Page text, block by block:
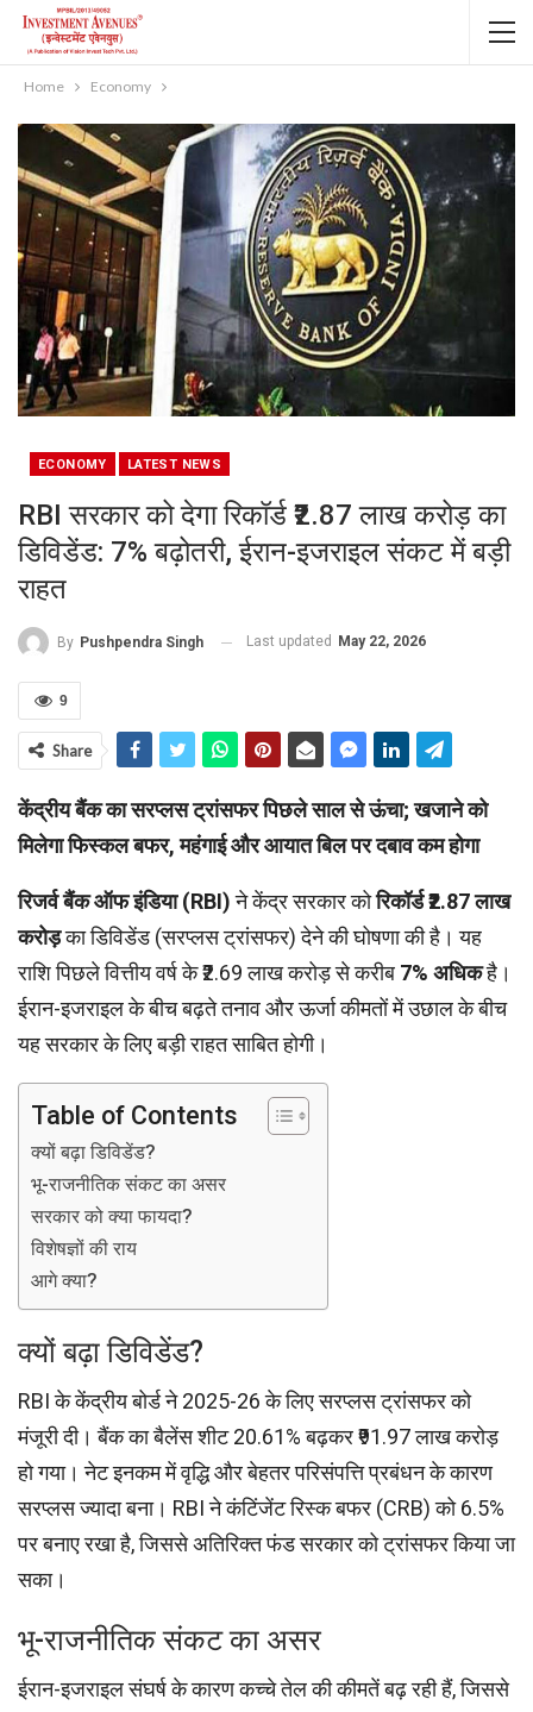
Home Economy
ECONOMY LATEST NEWS
RBI सरकार को देगा रिकॉर्ड ₹2.87 लाख करोड़ का
डिविडेंड: 7% बढ़ोतरी, ईरान-इजराइल संकट में बड़ी
राहत
By Pushpendra Singh Last updated May 22, 2026
9
Share
केंद्रीय बैंक का सरप्लस ट्रांसफर पिछले साल से ऊंचा; खजाने को
मिलेगा फिस्कल बफर, महंगाई और आयात बिल पर दबाव कम होगा
रिजर्व बैंक ऑफ इंडिया (RBI)ने केंद्र सरकार कोरिकॉर्ड ₹2.87 लाख
करोड़का डिविडेंड (सरप्लस ट्रांसफर) देने की घोषणा की है। यह
राशि पिछले वित्तीय वर्ष के ₹2.69 लाख करोड़ से करीब 7% अधिकहै।
ईरान-इजराइल के बीच बढ़ते तनाव और ऊर्जा कीमतों में उछाल के बीच
यह सरकार के लिए बड़ी राहत साबित होगी।
Table of Contents
क्यों बढ़ा डिविडेंड?
भू-राजनीतिक संकट का असर
सरकार को क्या फायदा?
विशेषज्ञों की राय
आगे क्या?
क्यों बढ़ा डिविडेंड?
RBI के केंद्रीय बोर्ड ने 2025-26 के लिए सरप्लस ट्रांसफर को
मंजूरी दी। बैंक का बैलेंस शीट 20.61% बढ़कर ₹91.97 लाख करोड़
हो गया। नेट इनकम में वृद्धि और बेहतर परिसंपत्ति प्रबंधन के कारण
सरप्लस ज्यादा बना। RBI ने कंटिंजेंट रिस्क बफर (CRB) को 6.5%
पर बनाए रखा है, जिससे अतिरिक्त फंड सरकार को ट्रांसफर किया जा
सका।
भू-राजनीतिक संकट का असर
ईरान-इजराइल संघर्ष के कारण कच्चे तेल की कीमतें बढ़ रही हैं, जिससे